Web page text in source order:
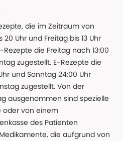
die im Zeitraum von
Uhr und Freitag bis 13 Uhr
die Freitag nach 13:00
zugestellt. E-Rezepte die
und Sonntag 24:00 Uhr
zugestellt. Von der
ausgenommen sind spezielle
oder von einem
des Patienten
die aufgrund von